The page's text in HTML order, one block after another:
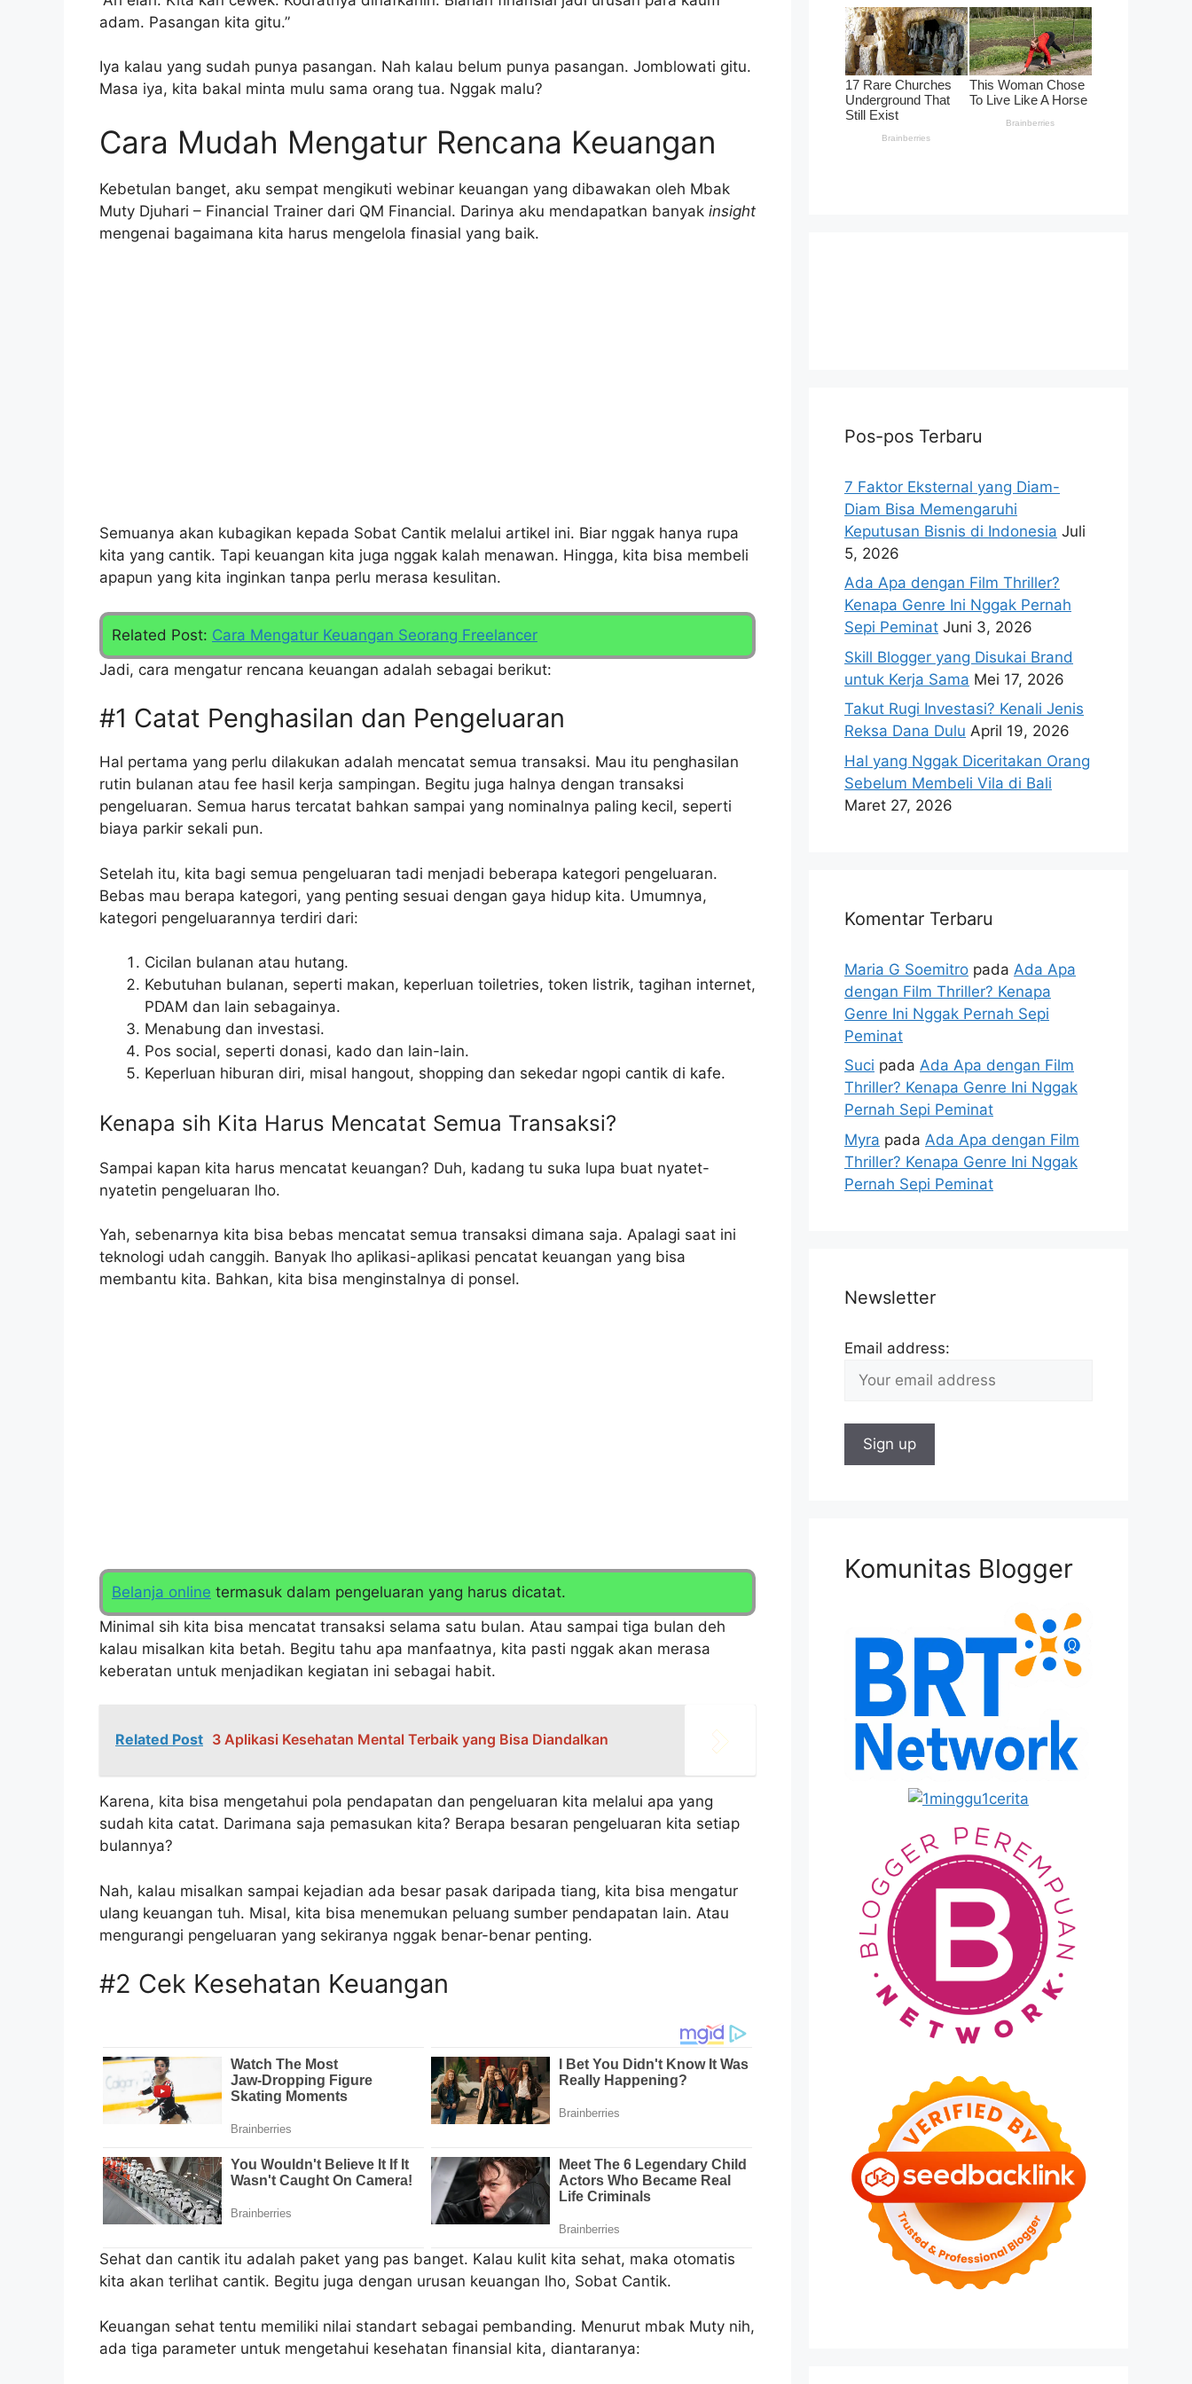
adam. Pasangan kita gitu.”
Iya kalau yang sudah punya pasangan. Nah kalau belum punya pasangan. Jomblowati gitu.
Masa iya, kita bakal minta mulu sama orang tua. Nggak malu?
Cara Mudah Mengatur Rencana Keuangan
Kebetulan banget, aku sempat mengikuti webinar keuangan yang dibawakan oleh Mbak
Muty Djuhari – Financial Trainer dari QM Financial. Darinya aku mendapatkan banyak insight
mengenai bagaimana kita harus mengelola finasial yang baik.
Semuanya akan kubagikan kepada Sobat Cantik melalui artikel ini. Biar nggak hanya rupa
kita yang cantik. Tapi keuangan kita juga nggak kalah menawan. Hingga, kita bisa membeli
apapun yang kita inginkan tanpa perlu merasa kesulitan.
Related Post: Cara Mengatur Keuangan Seorang Freelancer
Jadi, cara mengatur rencana keuangan adalah sebagai berikut:
#1 Catat Penghasilan dan Pengeluaran
Hal pertama yang perlu dilakukan adalah mencatat semua transaksi. Mau itu penghasilan
rutin bulanan atau fee hasil kerja sampingan. Begitu juga halnya dengan transaksi
pengeluaran. Semua harus tercatat bahkan sampai yang nominalnya paling kecil, seperti
biaya parkir sekali pun.
Setelah itu, kita bagi semua pengeluaran tadi menjadi beberapa kategori pengeluaran.
Bebas mau berapa kategori, yang penting sesuai dengan gaya hidup kita. Umumnya,
kategori pengeluarannya terdiri dari:
Cicilan bulanan atau hutang.
Kebutuhan bulanan, seperti makan, keperluan toiletries, token listrik, tagihan internet,
PDAM dan lain sebagainya.
Menabung dan investasi.
Pos social, seperti donasi, kado dan lain-lain.
Keperluan hiburan diri, misal hangout, shopping dan sekedar ngopi cantik di kafe.
Kenapa sih Kita Harus Mencatat Semua Transaksi?
Sampai kapan kita harus mencatat keuangan? Duh, kadang tu suka lupa buat nyatet-
nyatetin pengeluaran lho.
Yah, sebenarnya kita bisa bebas mencatat semua transaksi dimana saja. Apalagi saat ini
teknologi udah canggih. Banyak lho aplikasi-aplikasi pencatat keuangan yang bisa
membantu kita. Bahkan, kita bisa menginstalnya di ponsel.
Belanja online termasuk dalam pengeluaran yang harus dicatat.
Minimal sih kita bisa mencatat transaksi selama satu bulan. Atau sampai tiga bulan deh
kalau misalkan kita betah. Begitu tahu apa manfaatnya, kita pasti nggak akan merasa
keberatan untuk menjadikan kegiatan ini sebagai habit.
Related Post 3 Aplikasi Kesehatan Mental Terbaik yang Bisa Diandalkan
Karena, kita bisa mengetahui pola pendapatan dan pengeluaran kita melalui apa yang
sudah kita catat. Darimana saja pemasukan kita? Berapa besaran pengeluaran kita setiap
bulannya?
Nah, kalau misalkan sampai kejadian ada besar pasak daripada tiang, kita bisa mengatur
ulang keuangan tuh. Misal, kita bisa menemukan peluang sumber pendapatan lain. Atau
mengurangi pengeluaran yang sekiranya nggak benar-benar penting.
#2 Cek Kesehatan Keuangan
Sehat dan cantik itu adalah paket yang pas banget. Kalau kulit kita sehat, maka otomatis
kita akan terlihat cantik. Begitu juga dengan urusan keuangan lho, Sobat Cantik.
Keuangan sehat tentu memiliki nilai standart sebagai pembanding. Menurut mbak Muty nih,
ada tiga parameter untuk mengetahui kesehatan finansial kita, diantaranya:
Pos-pos Terbaru
7 Faktor Eksternal yang Diam-
Diam Bisa Memengaruhi
Keputusan Bisnis di Indonesia Juli
5, 2026
Ada Apa dengan Film Thriller?
Kenapa Genre Ini Nggak Pernah
Sepi Peminat Juni 3, 2026
Skill Blogger yang Disukai Brand
untuk Kerja Sama Mei 17, 2026
Takut Rugi Investasi? Kenali Jenis
Reksa Dana Dulu April 19, 2026
Hal yang Nggak Diceritakan Orang
Sebelum Membeli Vila di Bali
Maret 27, 2026
Komentar Terbaru
Maria G Soemitro pada Ada Apa
dengan Film Thriller? Kenapa
Genre Ini Nggak Pernah Sepi
Peminat
Suci pada Ada Apa dengan Film
Thriller? Kenapa Genre Ini Nggak
Pernah Sepi Peminat
Myra pada Ada Apa dengan Film
Thriller? Kenapa Genre Ini Nggak
Pernah Sepi Peminat
Newsletter
Email address:
Komunitas Blogger